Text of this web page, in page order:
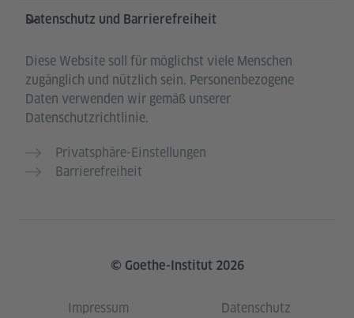
Datenschutz und Barrierefreiheit
Diese Website soll für möglichst viele Menschen
zugänglich und nützlich sein. Personenbezogene
Daten verwenden wir gemäß unserer
Datenschutzrichtlinie.
Privatsphäre-Einstellungen
Barrierefreiheit
© Goethe-Institut 2026
Impressum Datenschutz